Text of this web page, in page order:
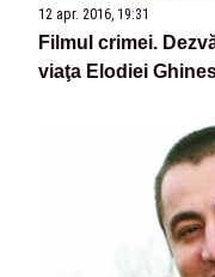
12 apr. 2016, 19:31
Filmul crimei.
viaţa Elodiei